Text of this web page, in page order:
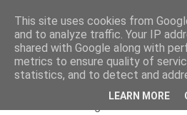
Guadiana
This site uses cookies from
and to analyze traffic. Your IP
shared with Google along with
metrics to ensure quality of
statistics, and to detect and
LEARN MORE